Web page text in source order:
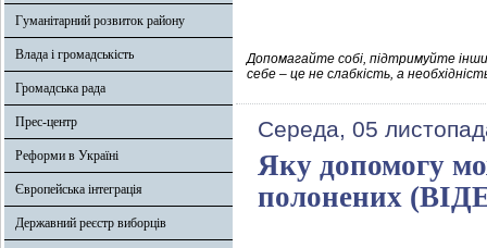
Гуманітарний розвиток району
Влада і громадськість
Громадська рада
Прес-центр
Реформи в Україні
Європейська інтеграція
Державний реєстр виборців
Допомагайте собі, підтримуйте
себе – це не слабкість, а
Середа, 05
Яку допомогу
полонених